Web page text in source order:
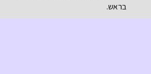
בראש.